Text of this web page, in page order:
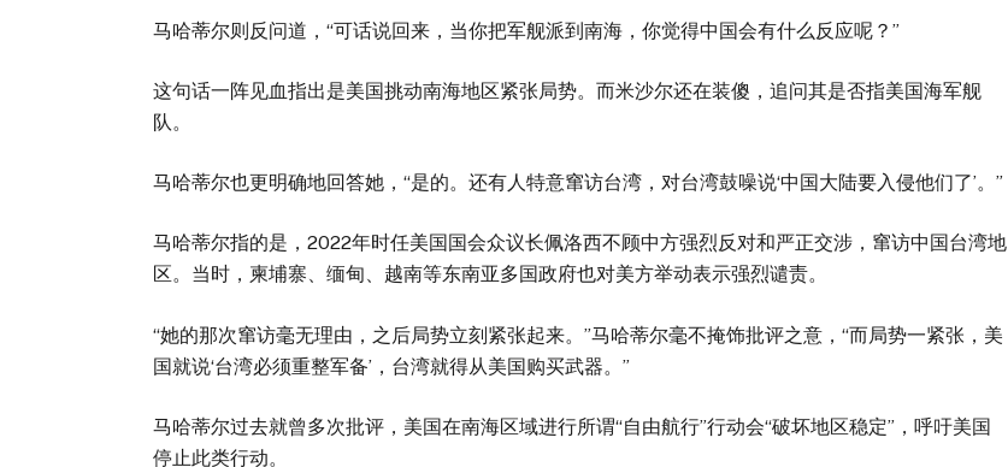
马哈蒂尔则反问道，“可话说回来，当你把军舰派到南海，你觉得中国会有什么反应呢？”
这句话一阵见血指出是美国挑动南海地区紧张局势。而米沙尔还在装傻，追问其是否指美国海军舰
队。
马哈蒂尔也更明确地回答她，“是的。还有人特意窜访台湾，对台湾鼓噪说‘中国大陆要入侵他们了’。”
马哈蒂尔指的是，2022年时任美国国会众议长佩洛西不顾中方强烈反对和严正交涉，窜访中国台湾地
区。当时，柬埔寨、缅甸、越南等东南亚多国政府也对美方举动表示强烈谴责。
“她的那次窜访毫无理由，之后局势立刻紧张起来。”马哈蒂尔毫不掩饰批评之意，“而局势一紧张，美
国就说‘台湾必须重整军备’，台湾就得从美国购买武器。”
马哈蒂尔过去就曾多次批评，美国在南海区域进行所谓“自由航行”行动会“破坏地区稳定”，呼吁美国
停止此类行动。